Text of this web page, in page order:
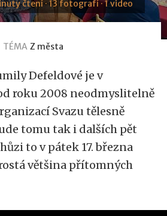
čtení · 13 fotografí · 1 video
TÉMA Z města
Defeldové je v
roku 2008 neodmyslitelně
Svazu tělesně
tomu tak i dalších pět
to v pátek 17. března
většina přítomných